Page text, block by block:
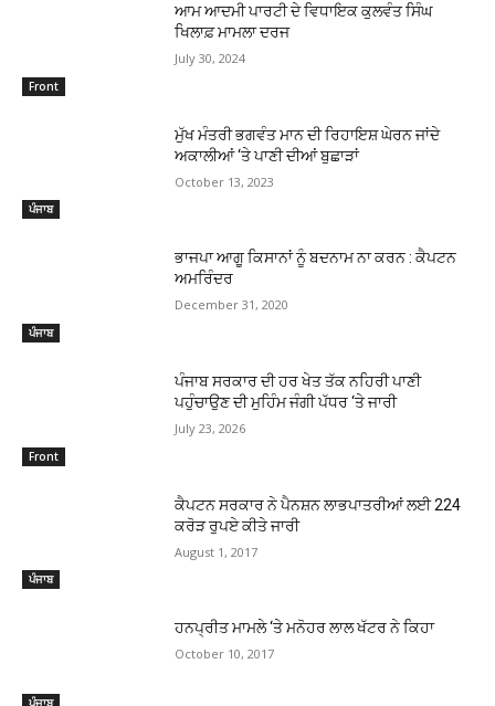
Front
ਆਮ ਆਦਮੀ ਪਾਰਟੀ ਦੇ ਵਿਧਾਇਕ ਕੁਲਵੰਤ ਸਿੰਘ
ਖਿਲਾਫ਼ ਮਾਮਲਾ ਦਰਜ
July 30, 2024
ਪੰਜਾਬ
ਮੁੱਖ ਮੰਤਰੀ ਭਗਵੰਤ ਮਾਨ ਦੀ ਰਿਹਾਇਸ਼ ਘੇਰਨ ਜਾਂਦੇ
ਅਕਾਲੀਆਂ ‘ਤੇ ਪਾਣੀ ਦੀਆਂ ਬੁਛਾੜਾਂ
October 13, 2023
ਪੰਜਾਬ
ਭਾਜਪਾ ਆਗੂ ਕਿਸਾਨਾਂ ਨੂੰ ਬਦਨਾਮ ਨਾ ਕਰਨ : ਕੈਪਟਨ
ਅਮਰਿੰਦਰ
December 31, 2020
Front
ਪੰਜਾਬ ਸਰਕਾਰ ਦੀ ਹਰ ਖੇਤ ਤੱਕ ਨਹਿਰੀ ਪਾਣੀ
ਪਹੁੰਚਾਉਣ ਦੀ ਮੁਹਿੰਮ ਜੰਗੀ ਪੱਧਰ ‘ਤੇ ਜਾਰੀ
July 23, 2026
ਪੰਜਾਬ
ਕੈਪਟਨ ਸਰਕਾਰ ਨੇ ਪੈਨਸ਼ਨ ਲਾਭਪਾਤਰੀਆਂ ਲਈ 224
ਕਰੋੜ ਰੁਪਏ ਕੀਤੇ ਜਾਰੀ
August 1, 2017
ਪੰਜਾਬ
ਹਨਪ੍ਰੀਤ ਮਾਮਲੇ ‘ਤੇ ਮਨੋਹਰ ਲਾਲ ਖੱਟਰ ਨੇ ਕਿਹਾ
October 10, 2017